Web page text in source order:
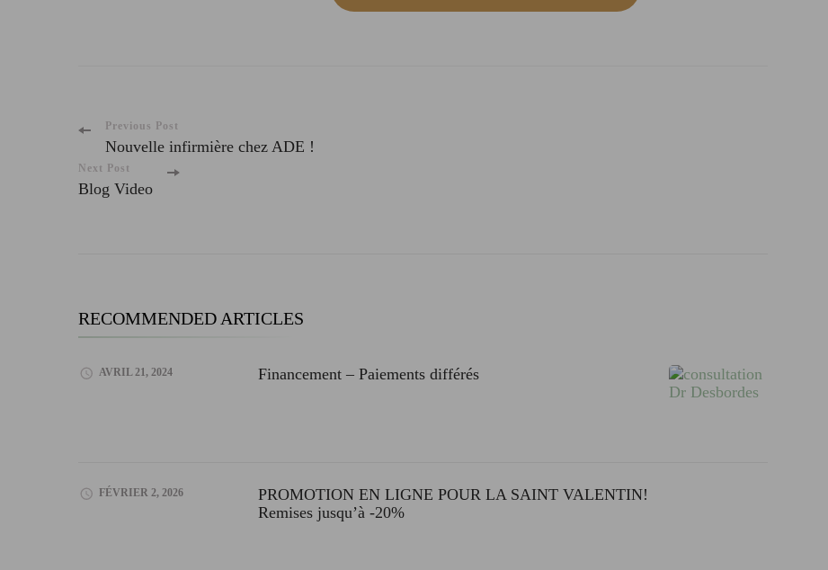
Post
Navigation
Previous Post
Nouvelle infirmière chez ADE !
Next Post
Blog Video
RECOMMENDED ARTICLES
AVRIL 21, 2024 Financement – Paiements différés
FÉVRIER 2, 2026
PROMOTION EN LIGNE POUR LA SAINT VALENTIN!
Remises jusqu’à -20%